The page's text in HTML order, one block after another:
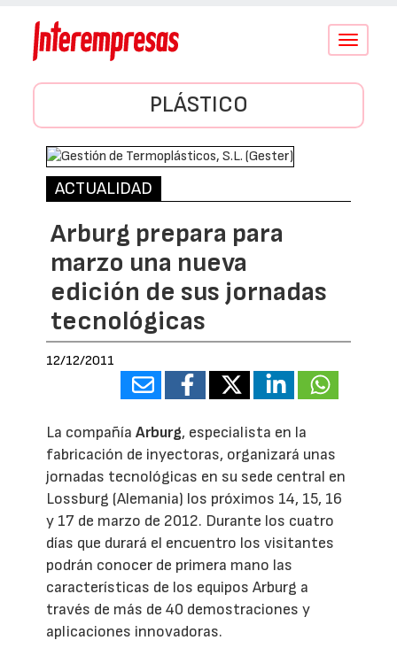
Conmutar
PLÁSTICO
ACTUALIDAD
Arburg prepara para
marzo una nueva
edición de sus jornadas
tecnológicas
12/12/2011
La compañíaArburg, especialista en la
fabricación de inyectoras, organizará unas
jornadas tecnológicas en su sede central en
Lossburg (Alemania) los próximos 14, 15, 16
y 17 de marzo de 2012. Durante los cuatro
días que durará el encuentro los visitantes
podrán conocer de primera mano las
características de los equipos Arburg a
través de más de 40 demostraciones y
aplicaciones innovadoras.